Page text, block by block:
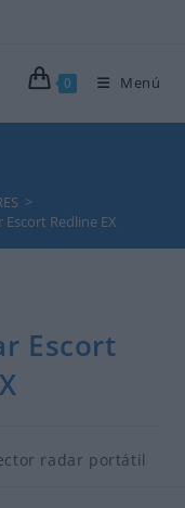
0 Menú
>
Redline EX
Escort
radar portátil